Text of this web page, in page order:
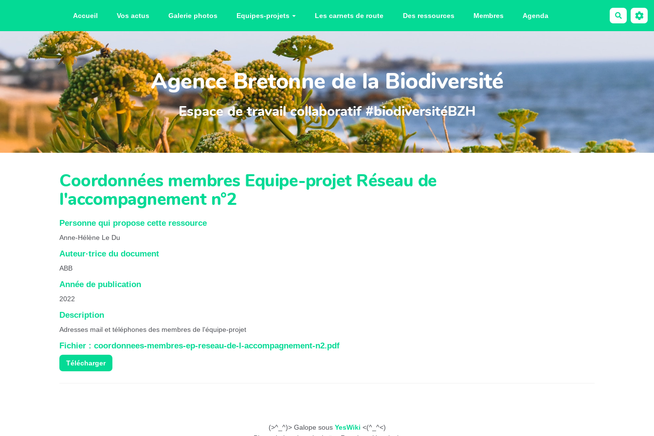
Accueil Vos actus Galerie photos Equipes-projets Les carnets de route Des ressources Membres Agenda Rechercher
Agence Bretonne de la Biodiversité
Espace de travail collaboratif #biodiversitéBZH
Coordonnées membres Equipe-projet Réseau de
l'accompagnement n°2
Personne qui propose cette ressource
Anne-Hélène Le Du
Auteur·trice du document
ABB
Année de publication
2022
Description
Adresses mail et téléphones des membres de l'équipe-projet
Fichier : coordonnees-membres-ep-reseau-de-l-accompagnement-n2.pdf
Télécharger
(>^_^)> Galope sous YesWiki <(^_^<)